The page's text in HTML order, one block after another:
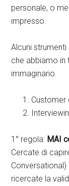
personale, o
impresso.
Alcuni
che abbiamo in
immaginario.
Customer
1° regola: MAI
Cercate di
ricercate la